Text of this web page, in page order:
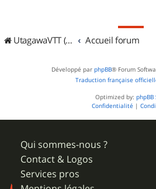
UtagawaVTT (Randos VTT et VTTAE avec traces GPS) Accueil forum
Développé par phpBB® Forum
Traduction française
Optimized by: phpBB
Confidentialité |
Qui sommes-nous ?
Contact & Logos
Services pros